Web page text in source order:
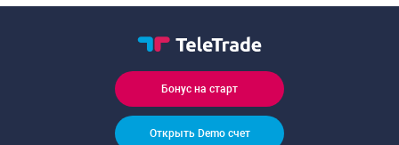
Бонус на старт
Открыть Demo счет